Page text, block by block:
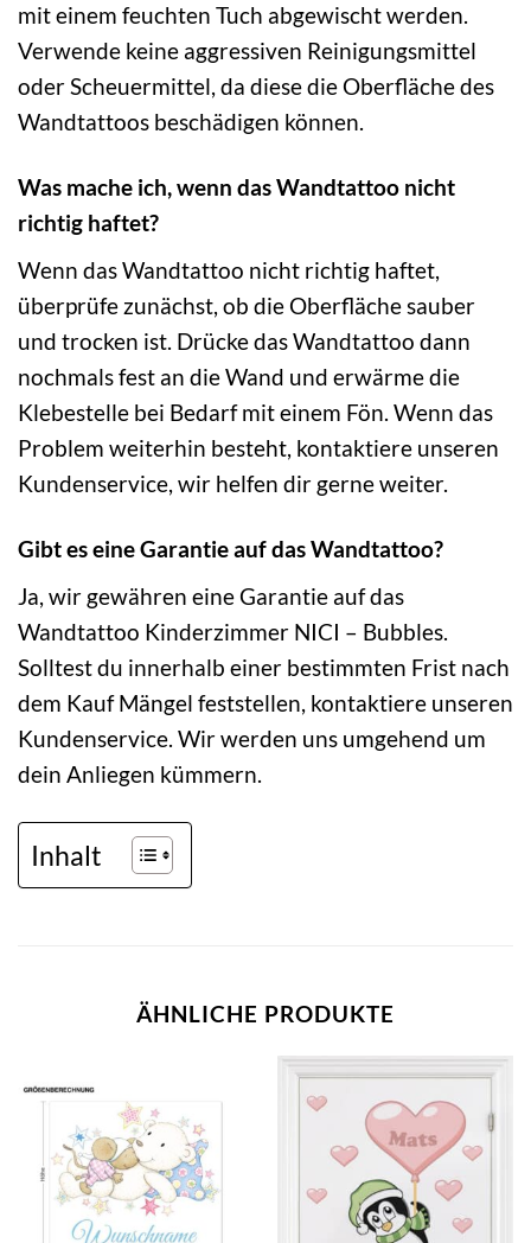
mit einem feuchten Tuch abgewischt werden.
Verwende keine aggressiven Reinigungsmittel
oder Scheuermittel, da diese die Oberfläche des
Wandtattoos beschädigen können.
Was mache ich, wenn das Wandtattoo nicht
richtig haftet?
Wenn das Wandtattoo nicht richtig haftet,
überprüfe zunächst, ob die Oberfläche sauber
und trocken ist. Drücke das Wandtattoo dann
nochmals fest an die Wand und erwärme die
Klebestelle bei Bedarf mit einem Fön. Wenn das
Problem weiterhin besteht, kontaktiere unseren
Kundenservice, wir helfen dir gerne weiter.
Gibt es eine Garantie auf das Wandtattoo?
Ja, wir gewähren eine Garantie auf das
Wandtattoo Kinderzimmer NICI – Bubbles.
Solltest du innerhalb einer bestimmten Frist nach
dem Kauf Mängel feststellen, kontaktiere unseren
Kundenservice. Wir werden uns umgehend um
dein Anliegen kümmern.
Inhalt
ÄHNLICHE PRODUKTE